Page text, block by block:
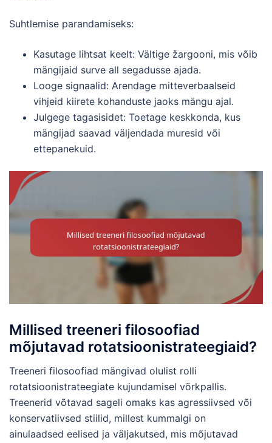
Suhtlemise parandamiseks:
Kasutage lihtsat keelt: Vältige žargooni, mis võib
mängijaid surve all segadusse ajada.
Looge signaalid: Arendage mitteverbaalseid
vihjeid kiirete kohanduste jaoks mängu ajal.
Julgege tagasisidet: Toetage keskkonda, kus
mängijad saavad väljendada muresid või
ettepanekuid.
Millised treeneri filosoofiad
mõjutavad rotatsioonistrateegiaid?
Treeneri filosoofiad mängivad olulist rolli
rotatsioonistrateegiate kujundamisel võrkpallis.
Treenerid võtavad sageli omaks kas agressiivsed või
konservatiivsed stiilid, millest kummalgi on
ainulaadsed eelised ja väljakutsed, mis mõjutavad